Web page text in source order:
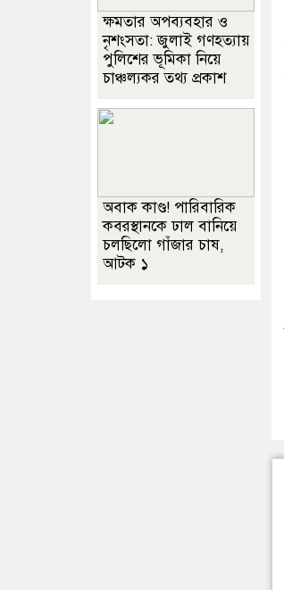
ক্ষমতার অপব্যবহার ও
নৃশংসতা: জুলাই গণহত্যায়
পুলিশের ভূমিকা নিয়ে
চাঞ্চল্যকর তথ্য প্রকাশ
অবাক কাণ্ড! পারিবারিক
কবরস্থানকে ঢাল বানিয়ে
চলছিলো গাঁজার চাষ,
আটক ১